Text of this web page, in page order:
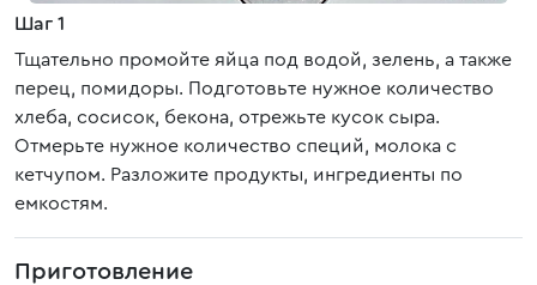
Шаг 1
Тщательно промойте яйца под водой, зелень, а также
перец, помидоры. Подготовьте нужное количество
хлеба, сосисок, бекона, отрежьте кусок сыра.
Отмерьте нужное количество специй, молока с
кетчупом. Разложите продукты, ингредиенты по
емкостям.
Приготовление